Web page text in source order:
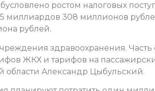
ростом налоговых
миллиардов 308 миллионов
рублей.
здравоохранения. Часть
ЖКХ и тарифов на
области Александр Цыбульский.